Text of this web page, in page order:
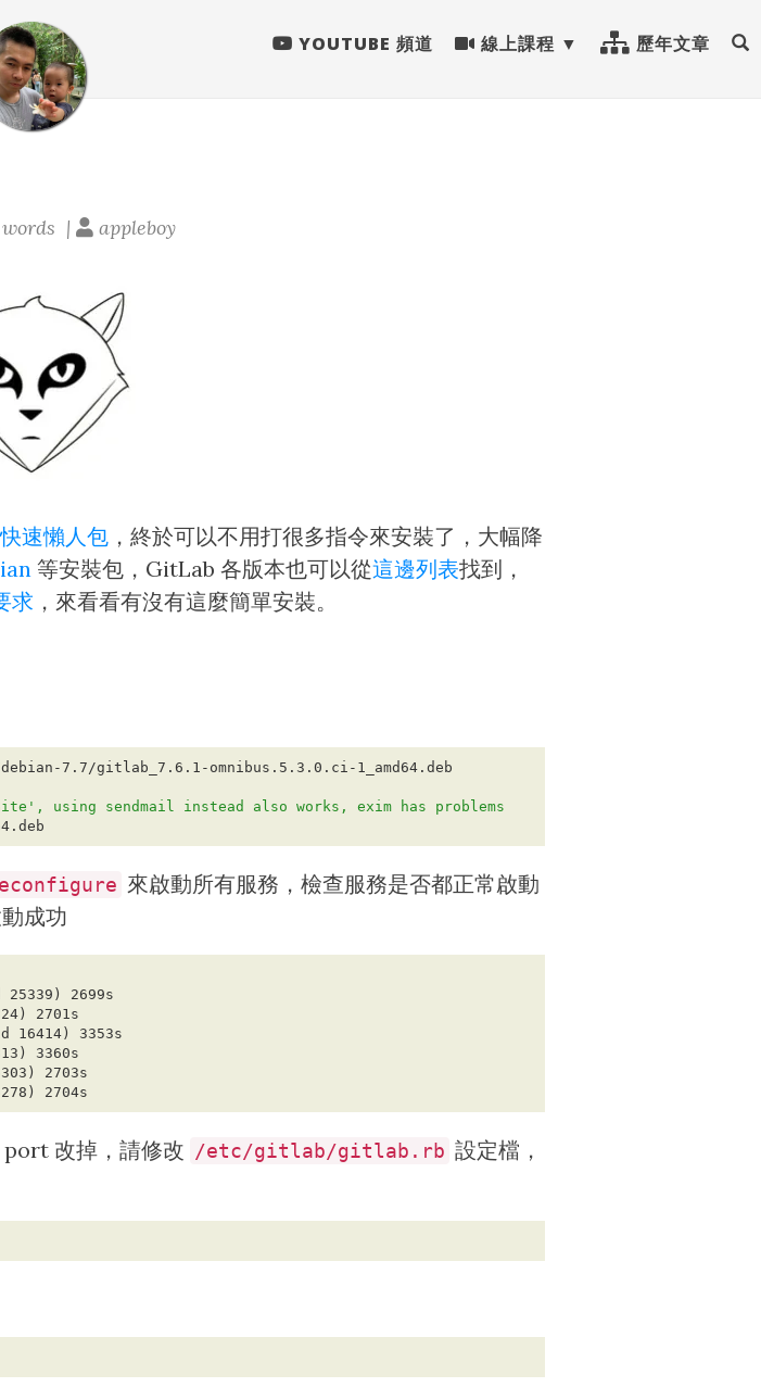
YOUTUBE 頻道 線上課程 歷年文章
| appleboy
快速懶人包，終於可以不用打很多指令來安裝了，大幅降
等安裝包，GitLab 各版本也可以從這邊列表找到，
求 ，來看看有沒有這麼簡單安裝。
using sendmail instead also works, exim has problems
來啟動所有服務，檢查服務是否都正常啟動
成功
改掉，請修改 /etc/gitlab/gitlab.rb 設定檔，